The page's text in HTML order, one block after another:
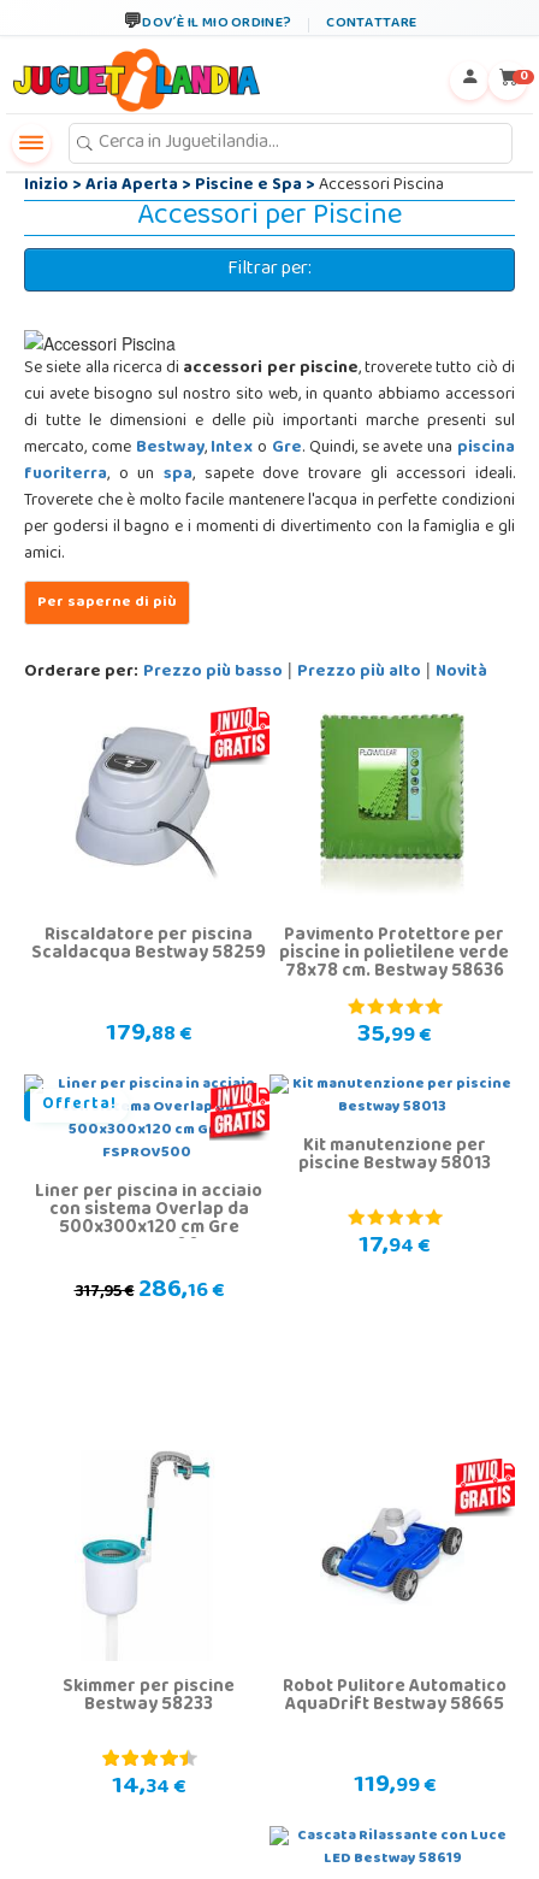
DOV´È IL MIO ORDINE? CONTATTARE
0
Inizio>Aria Aperta>Piscine e Spa>Accessori Piscina
Accessori per Piscine
Filtrar per:
Se siete alla ricerca diaccessori per piscine, troverete tutto ciò di
cui avete bisogno sul nostro sito web, in quanto abbiamo accessori
di tutte le dimensioni e delle più importanti marche presenti sul
mercato, comeBestway,Intexo Gre. Quindi, se avete una piscina
fuoriterra, o un spa, sapete dove trovare gli accessori ideali.
Troverete che è molto facile mantenere l'acqua in perfette condizioni
per godersi il bagno e i momenti di divertimento con la famiglia e gli
amici.
Orderare per: Prezzo più basso | Prezzo più alto | Novità
Riscaldatore per piscina
Scaldacqua Bestway 58259
179,88 €
Pavimento Protettore per
piscine in polietilene verde
78x78 cm. Bestway 58636
35,99 €
Offerta!
Liner per piscina in acciaio
con sistema Overlap da
500x300x120 cm Gre
FSPROV500
317,95 €286,16 €
Kit manutenzione per
piscine Bestway 58013
17,94 €
Skimmer per piscine
Bestway 58233
14,34 €
Robot Pulitore Automatico
AquaDrift Bestway 58665
119,99 €